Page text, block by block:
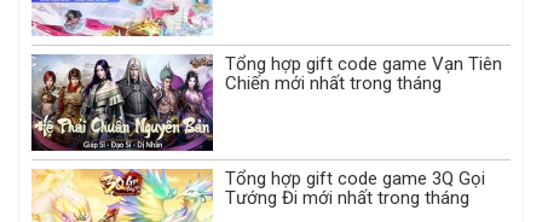
Tổng hợp gift code game Vạn Tiên
Chiến mới nhất trong tháng
Tổng hợp gift code game 3Q Gọi
Tướng Đi mới nhất trong tháng